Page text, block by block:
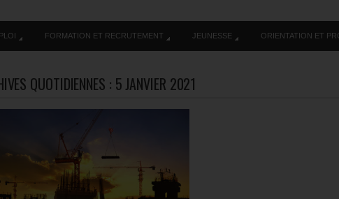
FORMATION ET RECRUTEMENT JEUNESSE ORIENTATION ET
QUOTIDIENNES : 5 JANVIER 2021